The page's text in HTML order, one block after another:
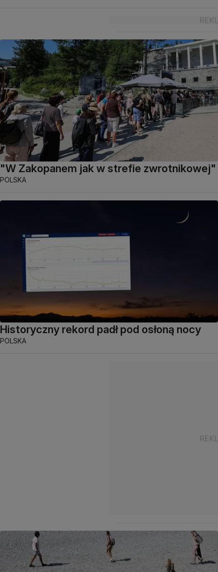
"W Zakopanem jak w strefie zwrotnikowej"
POLSKA
Historyczny rekord padł pod osłoną nocy
POLSKA